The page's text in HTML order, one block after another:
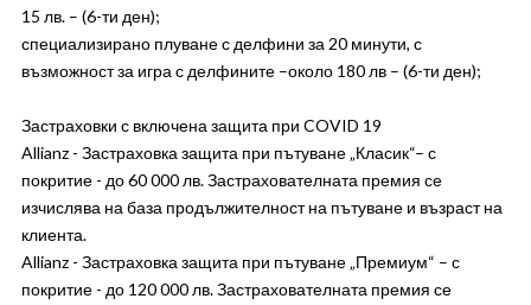
15 лв. – (6-ти ден);
специализирано плуване с делфини за 20 минути, с
възможност за игра с делфините –около 180 лв – (6-ти ден);
Застраховки с включена защита при COVID 19
Allianz - Застраховка защита при пътуване „Класик“– с
покритие - до 60 000 лв. Застрахователната премия се
изчислява на база продължителност на пътуване и възраст на
клиента.
Allianz - Застраховка защита при пътуване „Премиум“ – с
покритие - до 120 000 лв. Застрахователната премия се